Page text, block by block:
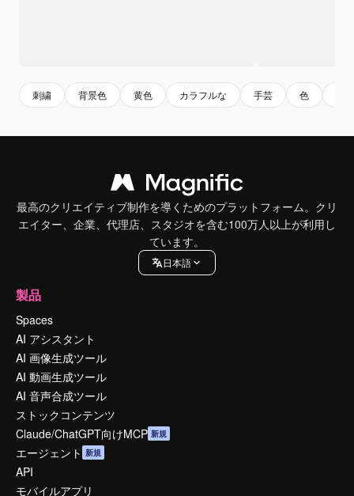
刺繍 背景色 黄色 カラフルな 手芸 色
最高のクリエイティブ制作を導くためのプラットフォーム。クリ
エイター、企業、代理店、スタジオを含む100万人以上が利用し
ています。
日本語
製品
Spaces
AI アシスタント
AI 画像生成ツール
AI 動画生成ツール
AI 音声合成ツール
ストックコンテンツ
Claude/ChatGPT向けMCP 新規
エージェント 新規
API
モバイルアプリ